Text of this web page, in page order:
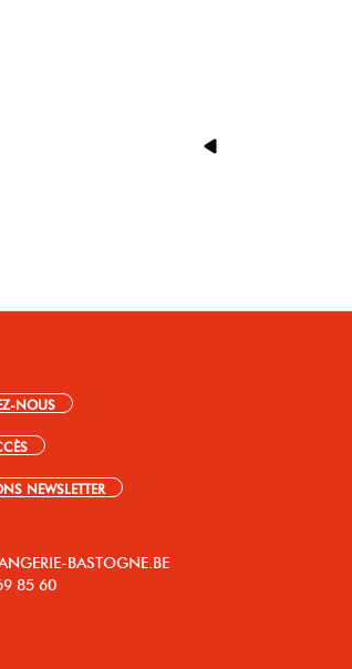
NOUS
NEWSLETTER
BASTOGNE.BE
85 60